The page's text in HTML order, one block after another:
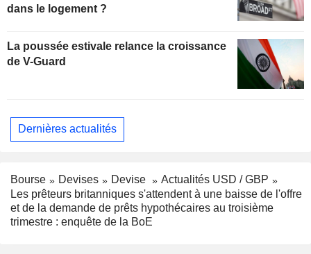
dans le logement ?
La poussée estivale relance la croissance
de V-Guard
Dernières actualités
Bourse Devises Devise
Actualités USD / GBP
Les prêteurs britanniques s'attendent à une baisse de l'offre
et de la demande de prêts hypothécaires au troisième
trimestre : enquête de la BoE